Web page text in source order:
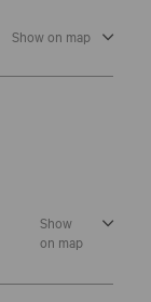
Show on map
Show
on map